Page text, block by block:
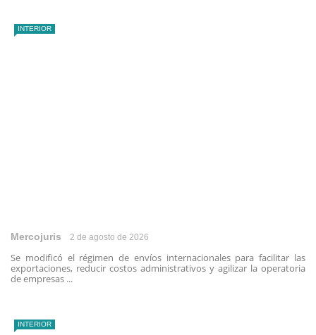
INTERIOR
Mercojuris 2 de agosto de 2026
Se modificó el régimen de envíos internacionales para facilitar las
exportaciones, reducir costos administrativos y agilizar la operatoria
de empresas ...
INTERIOR